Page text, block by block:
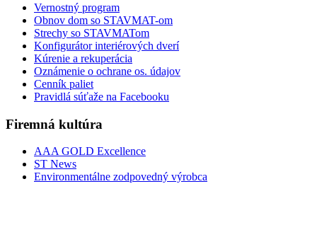
Vernostný program
Obnov dom so STAVMAT-om
Strechy so STAVMATom
Konfigurátor interiérových dverí
Kúrenie a rekuperácia
Oznámenie o ochrane os. údajov
Cenník paliet
Pravidlá súťaže na Facebooku
Firemná kultúra
AAA GOLD Excellence
ST News
Environmentálne zodpovedný výrobca